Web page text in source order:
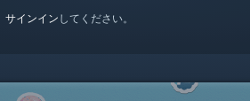
サインイン してください。